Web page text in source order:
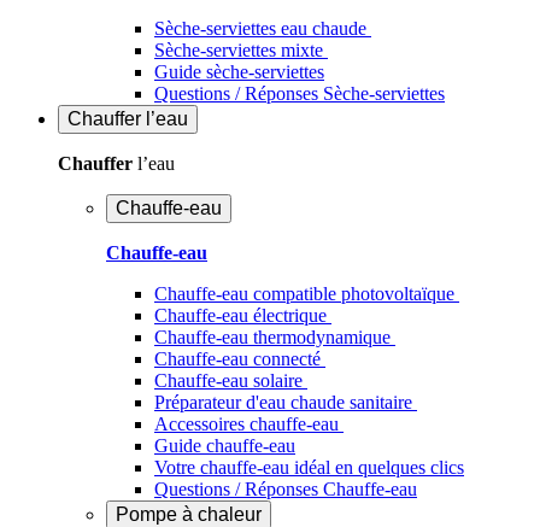
Sèche-serviettes eau chaude
Sèche-serviettes mixte
Guide sèche-serviettes
Questions / Réponses Sèche-serviettes
Chauffer l’eau
Chauffer l’eau
Chauffe-eau
Chauffe-eau
Chauffe-eau compatible photovoltaïque
Chauffe-eau électrique
Chauffe-eau thermodynamique
Chauffe-eau connecté
Chauffe-eau solaire
Préparateur d'eau chaude sanitaire
Accessoires chauffe-eau
Guide chauffe-eau
Votre chauffe-eau idéal en quelques clics
Questions / Réponses Chauffe-eau
Pompe à chaleur